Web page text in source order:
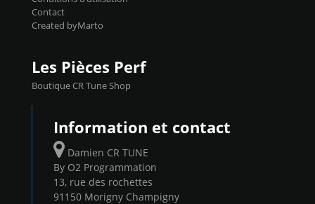
Contact
Created byMarto
Les Pièces Perf
Boutique CR Tune Shop
Information et contact
Damien CR TUNE
By O2 Programmation
13, rue des rochettes
91150 Morigny Champigny